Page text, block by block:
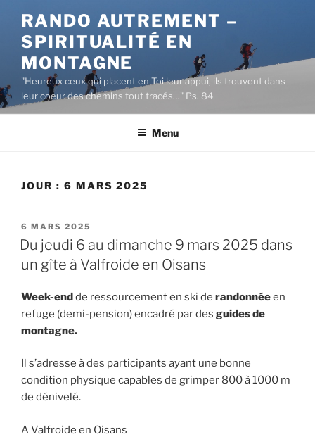
contenu
principal
RANDO AUTREMENT –
SPIRITUALITÉ EN
MONTAGNE
"Heureux ceux qui placent en Toi leur appui, ils trouvent dans
leur coeur des chemins tout tracés…" Ps. 84
Menu
JOUR : 6 MARS 2025
PUBLIÉ
LE
6 MARS 2025
Du jeudi 6 au dimanche 9 mars 2025 dans
un gîte à Valfroide en Oisans
Week-endde ressourcement en ski de randonnéeen
refuge (demi-pension) encadré par des guides de
montagne.
Il s’adresse à des participants ayant une bonne
condition physique capables de grimper 800 à 1000 m
de dénivelé.
A Valfroide en Oisans